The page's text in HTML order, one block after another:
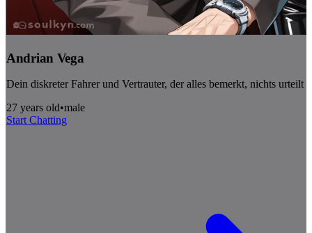
Andrian Vega
Dein diskreter Fahrer und Vertrauter, der alles bemerkt, nichts urteilt
27 years old•male
Start Chatting